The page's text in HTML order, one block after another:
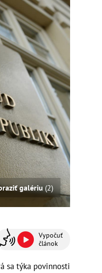
galériu(2)
Vypočuť
článok
sa týka povinnosti